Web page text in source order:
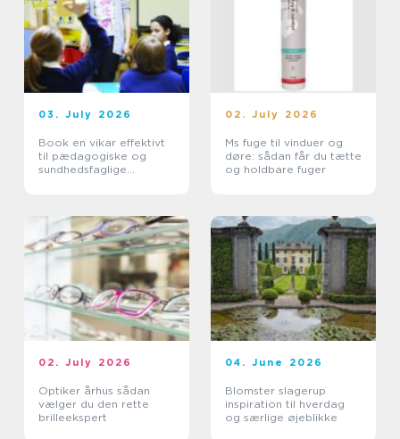
03. July 2026
Book en vikar effektivt
til pædagogiske og
sundhedsfaglige
02. July 2026
Ms fuge til vinduer og
døre: sådan får du tætte
og holdbare fuger
02. July 2026
Optiker århus sådan
vælger du den rette
brilleekspert
04. June 2026
Blomster slagerup
inspiration til hverdag
og særlige øjeblikke